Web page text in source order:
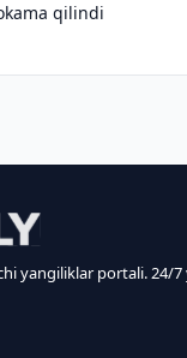
qilindi
yangiliklar portali. 24/7